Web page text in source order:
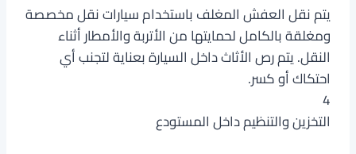
يتم نقل العفش المغلف باستخدام سيارات نقل مخصصة
ومغلقة بالكامل لحمايتها من الأتربة والأمطار أثناء
النقل. يتم رص الأثاث داخل السيارة بعناية لتجنب أي
احتكاك أو كسر.
4
التخزين والتنظيم داخل المستودع